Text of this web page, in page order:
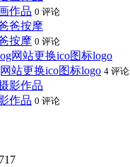
作品 0 评论
按摩 0 评论
站更换ico图标logo 4 评论
作品 0 评论
717